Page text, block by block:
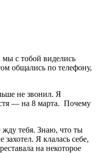
с тобой виделись
общались по телефону,
не звонил. Я
— на 8 марта. Почему
жду тебя. Знаю, что ты
Я клалась себе,
на некоторое